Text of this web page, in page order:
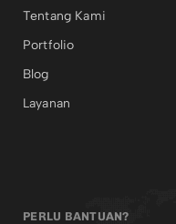
Tentang Kami
Portfolio
Blog
Layanan
PERLU BANTUAN?